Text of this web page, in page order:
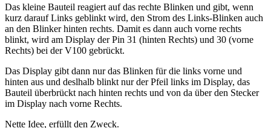
Das kleine Bauteil reagiert auf das rechte Blinken und gibt, wenn
kurz darauf Links geblinkt wird, den Strom des Links-Blinken auch
an den Blinker hinten rechts. Damit es dann auch vorne rechts
blinkt, wird am Display der Pin 31 (hinten Rechts) und 30 (vorne
Rechts) bei der V100 gebrückt.
Das Display gibt dann nur das Blinken für die links vorne und
hinten aus und deslhalb blinkt nur der Pfeil links im Display, das
Bauteil überbrückt nach hinten rechts und von da über den Stecker
im Display nach vorne Rechts.
Nette Idee, erfüllt den Zweck.